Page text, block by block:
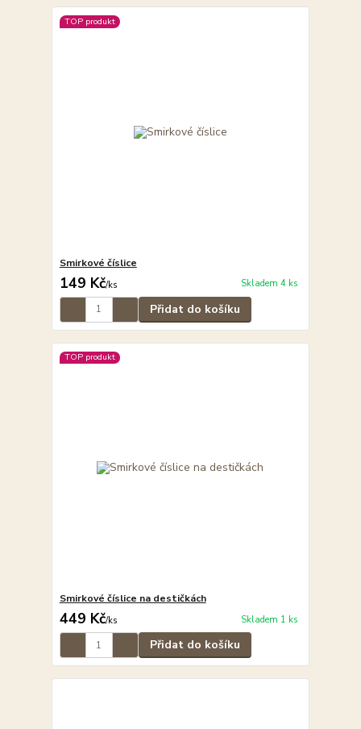
TOP produkt
Smirkové číslice
149 Kč/ks Skladem 4 ks
Přidat do košíku
TOP produkt
Smirkové číslice na destičkách
449 Kč/ks Skladem 1 ks
Přidat do košíku